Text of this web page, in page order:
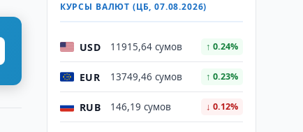
КУРСЫ ВАЛЮТ (ЦБ, 07.08.2026)
USD 11915,64 сумов ↑ 0.24%
EUR 13749,46 сумов ↑ 0.23%
RUB 146,19 сумов ↓ 0.12%